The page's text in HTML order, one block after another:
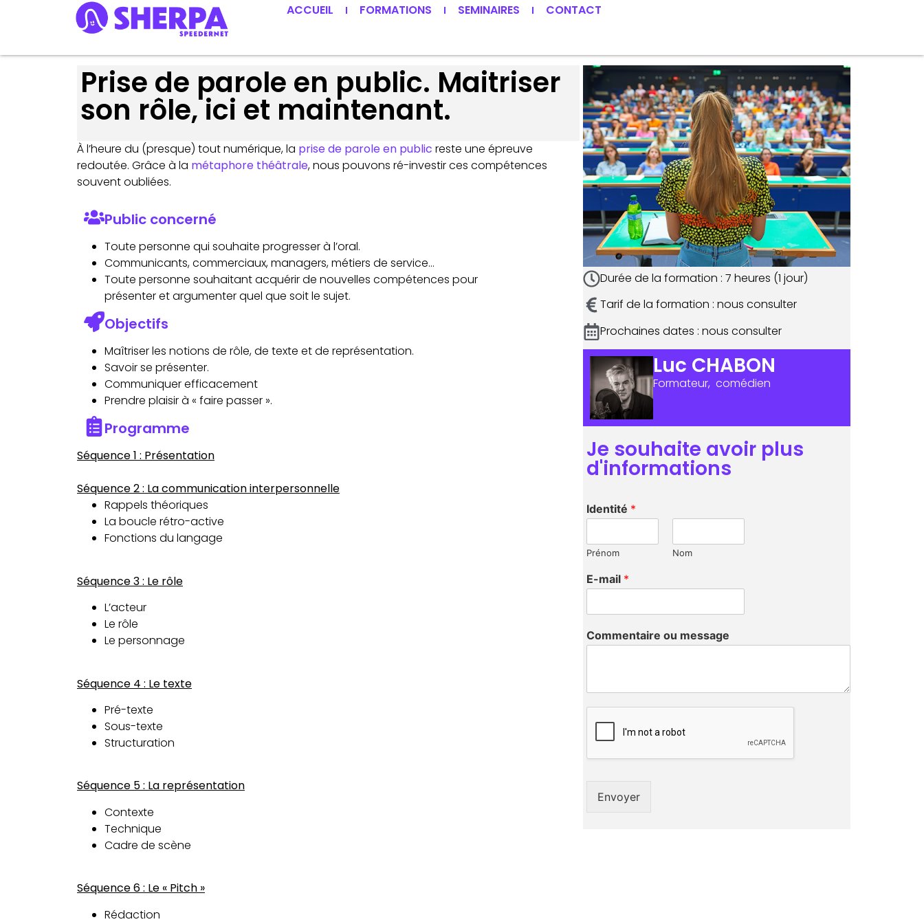
ACCUEIL FORMATIONS SEMINAIRES CONTACT
Prise de parole en public. Maitriser
son rôle, ici et maintenant.
À l’heure du (presque) tout numérique, la prise de parole en public reste une épreuve
redoutée. Grâce à la métaphore théâtrale, nous pouvons ré-investir ces compétences
souvent oubliées.
Public concerné
Toute personne qui souhaite progresser à l’oral.
Communicants, commerciaux, managers, métiers de service…
Toute personne souhaitant acquérir de nouvelles compétences pour
présenter et argumenter quel que soit le sujet.
Objectifs
Maîtriser les notions de rôle, de texte et de représentation.
Savoir se présenter.
Communiquer efficacement
Prendre plaisir à « faire passer ».
Programme
Séquence 1 : Présentation
Séquence 2 : La communication interpersonnelle
Rappels théoriques
La boucle rétro-active
Fonctions du langage
Séquence 3 : Le rôle
L’acteur
Le rôle
Le personnage
Séquence 4 : Le texte
Pré-texte
Sous-texte
Structuration
Séquence 5 : La représentation
Contexte
Technique
Cadre de scène
Séquence 6 : Le « Pitch »
Rédaction
Durée de la formation : 7 heures (1 jour)
Tarif de la formation : nous consulter
Prochaines dates : nous consulter
Luc CHABON
Formateur, comédien
Je souhaite avoir plus
d'informations
Identité *
Prénom Nom
E-mail *
Commentaire ou message
Envoyer